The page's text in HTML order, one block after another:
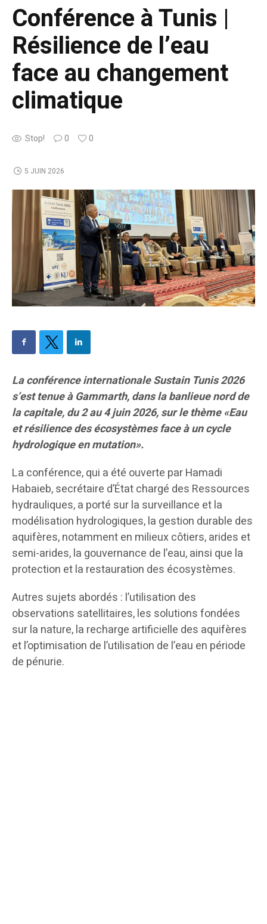
Conférence à Tunis |
Résilience de l’eau
face au changement
climatique
Stop! 0 0
5 JUIN 2026
La conférence internationale Sustain Tunis 2026
s’est tenue à Gammarth, dans la banlieue nord de
la capitale, du 2 au 4 juin 2026, sur le thème «Eau
et résilience des écosystèmes face à un cycle
hydrologique en mutation».
La conférence, qui a été ouverte par Hamadi
Habaieb, secrétaire d’État chargé des Ressources
hydrauliques, a porté sur la surveillance et la
modélisation hydrologiques, la gestion durable des
aquifères, notamment en milieux côtiers, arides et
semi-arides, la gouvernance de l’eau, ainsi que la
protection et la restauration des écosystèmes.
Autres sujets abordés : l’utilisation des
observations satellitaires, les solutions fondées
sur la nature, la recharge artificielle des aquifères
et l’optimisation de l’utilisation de l’eau en période
de pénurie.